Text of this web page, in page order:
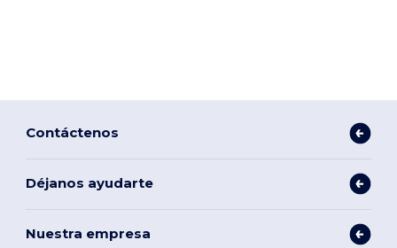
Contáctenos
Déjanos ayudarte
Nuestra empresa